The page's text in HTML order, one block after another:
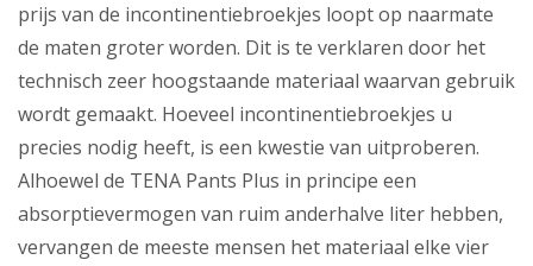
prijs van de incontinentiebroekjes loopt op naarmate
de maten groter worden. Dit is te verklaren door het
technisch zeer hoogstaande materiaal waarvan gebruik
wordt gemaakt. Hoeveel incontinentiebroekjes u
precies nodig heeft, is een kwestie van uitproberen.
Alhoewel de TENA Pants Plus in principe een
absorptievermogen van ruim anderhalve liter hebben,
vervangen de meeste mensen het materiaal elke vier